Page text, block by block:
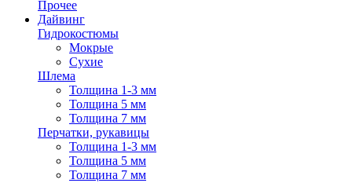
Прочее
Дайвинг
Гидрокостюмы
Мокрые
Сухие
Шлема
Толщина 1-3 мм
Толщина 5 мм
Толщина 7 мм
Перчатки, рукавицы
Толщина 1-3 мм
Толщина 5 мм
Толщина 7 мм